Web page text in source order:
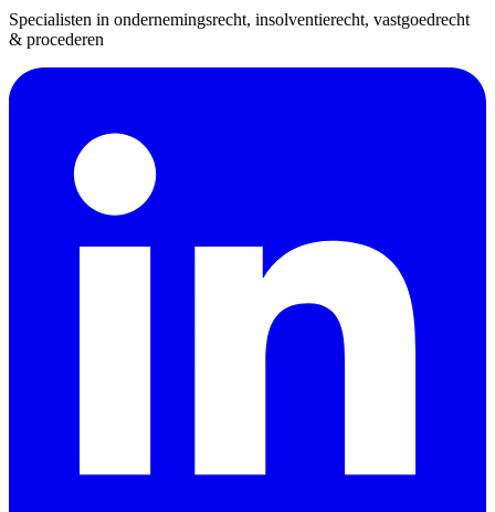
Specialisten in ondernemingsrecht, insolventierecht, vastgoedrecht
& procederen